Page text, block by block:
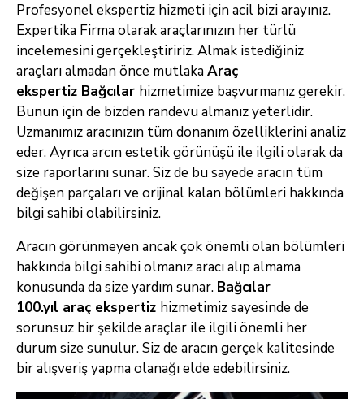
Profesyonel ekspertiz hizmeti için acil bizi arayınız.
Expertika Firma olarak araçlarınızın her türlü
incelemesini gerçekleştiririz. Almak istediğiniz
araçları almadan önce mutlakaAraç
ekspertiz Bağcılar hizmetimize başvurmanız gerekir.
Bunun için de bizden randevu almanız yeterlidir.
Uzmanımız aracınızın tüm donanım özelliklerini analiz
eder. Ayrıca arcın estetik görünüşü ile ilgili olarak da
size raporlarını sunar. Siz de bu sayede aracın tüm
değişen parçaları ve orijinal kalan bölümleri hakkında
bilgi sahibi olabilirsiniz.
Aracın görünmeyen ancak çok önemli olan bölümleri
hakkında bilgi sahibi olmanız aracı alıp almama
konusunda da size yardım sunar. Bağcılar
100.yıl araç ekspertiz hizmetimiz sayesinde de
sorunsuz bir şekilde araçlar ile ilgili önemli her
durum size sunulur. Siz de aracın gerçek kalitesinde
bir alışveriş yapma olanağı elde edebilirsiniz.